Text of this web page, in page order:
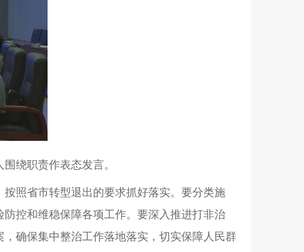
绕职责作表态发言。
照省市转型退出的要求抓好落实。要分类施
控和维稳保障各项工作。要深入推进打非治
确保集中整治工作落地落实，切实保障人民群